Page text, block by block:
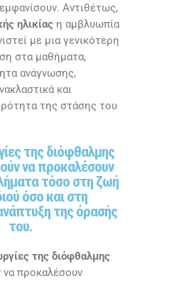
Αντιθέτως,
ηλικίας η αμβλυωπία
με μια γενικότερη
στα μαθήματα,
ανάγνωσης,
και
της στάσης του
της διόφθαλμης
να προκαλέσουν
τόσο στη ζωή
όσο και στη
της όρασής
του.
της διόφθαλμης
προκαλέσουν